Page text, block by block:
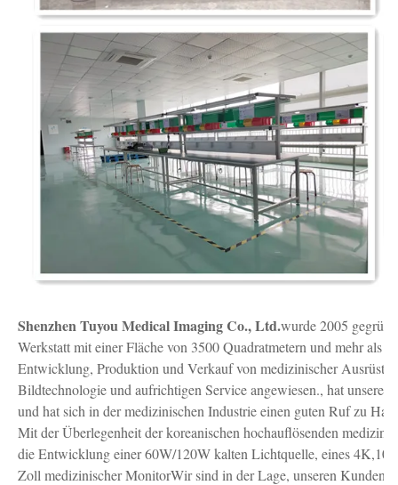
Shenzhen Tuyou Medical Imaging Co., Ltd.wurde 2005
Werkstatt mit einer Fläche von 3500 Quadratmetern und mehr als
Entwicklung, Produktion und Verkauf von medizinischer
Bildtechnologie und aufrichtigen Service angewiesen., hat unsere
und hat sich in der medizinischen Industrie einen guten Ruf zu
Mit der Überlegenheit der koreanischen hochauflösenden
die Entwicklung einer 60W/120W kalten Lichtquelle, eines
Zoll medizinischer MonitorWir sind in der Lage, unseren Kunden